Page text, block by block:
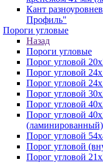
Кант
Профиль"
Пороги угловые
Назад
Пороги угловые
Порог угловой
Порог угловой
Порог угловой
Порог угловой
Порог угловой
Порог угловой
(ламинированный)
Порог угловой
Порог угловой
Порог угловой